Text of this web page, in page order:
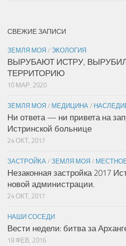
СВЕЖИЕ ЗАПИСИ
ЗЕМЛЯ МОЯ/ ЭКОЛОГИЯ
ВЫРУБАЮТ ИСТРУ,
ТЕРРИТОРИЮ
10 МАР, 2020
ЗЕМЛЯ МОЯ/ МЕДИЦИНА/
Ни ответа — ни привета на
Истринской больнице
24 ОКТ, 2017
ЗАСТРОЙКА/ЗЕМЛЯ МОЯ/
Незаконная застройка 2017
новой администрации.
24 ОКТ, 2017
НАШИ СОСЕДИ
Вести недели: битва за
18 ФЕВ, 2016